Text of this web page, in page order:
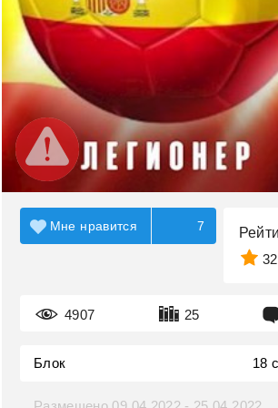
32
4907 25
Мне нравится 7
Блок 18